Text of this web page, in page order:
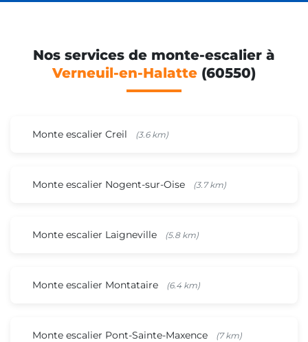
Nos services de monte-escalier à
Verneuil-en-Halatte (60550)
Monte escalier Creil (3.6 km)
Monte escalier Nogent-sur-Oise (3.7 km)
Monte escalier Laigneville (5.8 km)
Monte escalier Montataire (6.4 km)
Monte escalier Pont-Sainte-Maxence (7 km)